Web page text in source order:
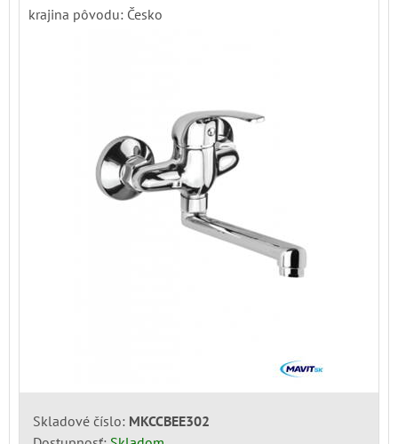
krajina pôvodu: Česko
Skladové číslo: MKCCBEE302